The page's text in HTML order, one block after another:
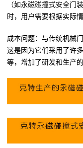
（如永磁碰撞式安全门
时，用户需要根据实际
成本问题：与传统机械
这是因为它们采用了许
等，增加了研发和生产